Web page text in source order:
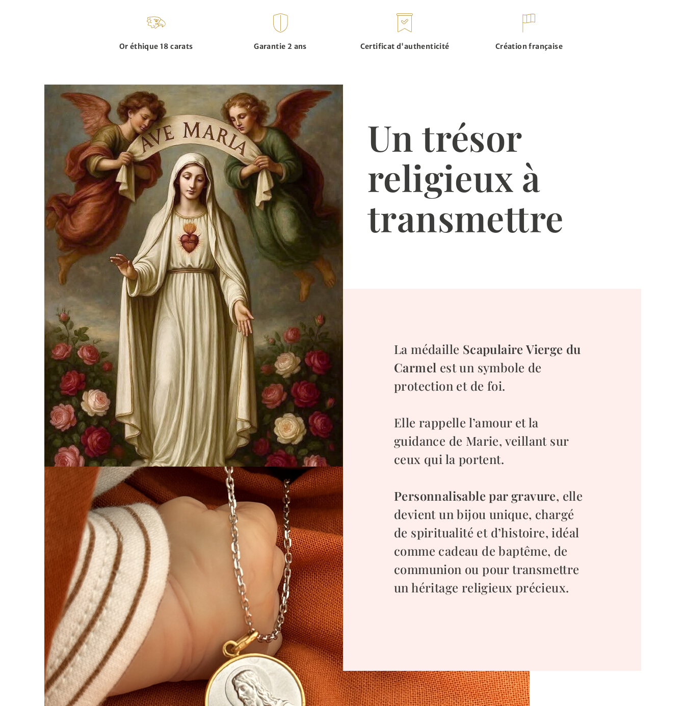
Or éthique 18 carats Garantie 2 ans Certificat d'authenticité Création française
Un trésor
religieux à
transmettre
La médaille Scapulaire Vierge du
Carmel est un symbole de
protection et de foi.
Elle rappelle l’amour et la
guidance de Marie, veillant sur
ceux qui la portent.
Personnalisable par gravure, elle
devient un bijou unique, chargé
de spiritualité et d’histoire, idéal
comme cadeau de baptême, de
communion ou pour transmettre
un héritage religieux précieux.